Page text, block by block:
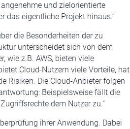
und zielorientierte
das eigentliche Projekt hinaus.“
die Besonderheiten der zu
unterscheidet sich von dem
wie z.B. AWS, bieten viele
Cloud-Nutzern viele Vorteile, hat
Risiken. Die Cloud-Anbieter folgen
Beispielsweise fällt die
dem Nutzer zu.“
ihrer Anwendung. Dabei